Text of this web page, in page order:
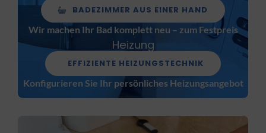
BADEZIMMER AUS EINER HAND
Wir machen Ihr Bad komplett neu – zum Festpreis
Heizung
EFFIZIENTE HEIZUNGSTECHNIK
Konfigurieren Sie Ihr persönliches Heizungsangebot